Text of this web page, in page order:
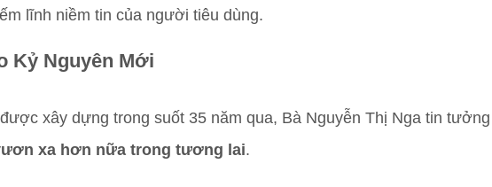
lĩnh niềm tin của người tiêu dùng.
Kỷ Nguyên Mới
xây dựng trong suốt 35 năm qua, Bà Nguyễn Thị Nga tin tưởng
xa hơn nữa trong tương lai.